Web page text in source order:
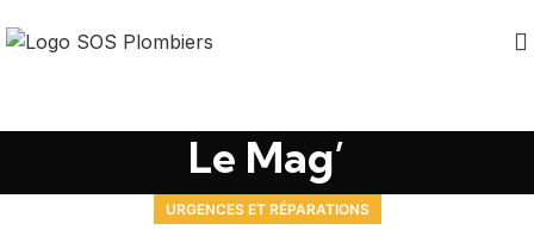
Le Mag’
URGENCES ET RÉPARATIONS